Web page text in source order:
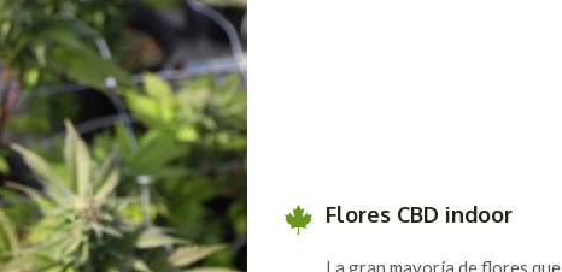
Flores CBD indoor
La gran mayoría de flores que